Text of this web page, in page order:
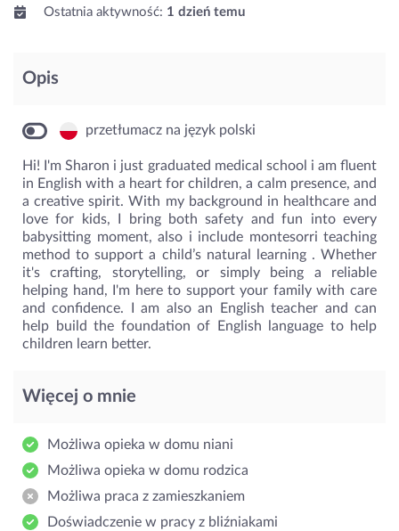
Ostatnia aktywność: 1 dzień temu
Opis
przetłumacz na język polski
Hi! I'm Sharon i just graduated medical school i am fluent
in English with a heart for children, a calm presence, and
a creative spirit. With my background in healthcare and
love for kids, I bring both safety and fun into every
babysitting moment, also i include montesorri teaching
method to support a child’s natural learning . Whether
it's crafting, storytelling, or simply being a reliable
helping hand, I'm here to support your family with care
and confidence. I am also an English teacher and can
help build the foundation of English language to help
children learn better.
Więcej o mnie
Możliwa opieka w domu niani
Możliwa opieka w domu rodzica
Możliwa praca z zamieszkaniem
Doświadczenie w pracy z bliźniakami